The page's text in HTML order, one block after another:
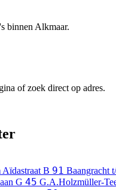
binnen Alkmaar.
of zoek direct op adres.
Aïdastraat B 91 Baangracht
G 45 G.A.Holzmüller-